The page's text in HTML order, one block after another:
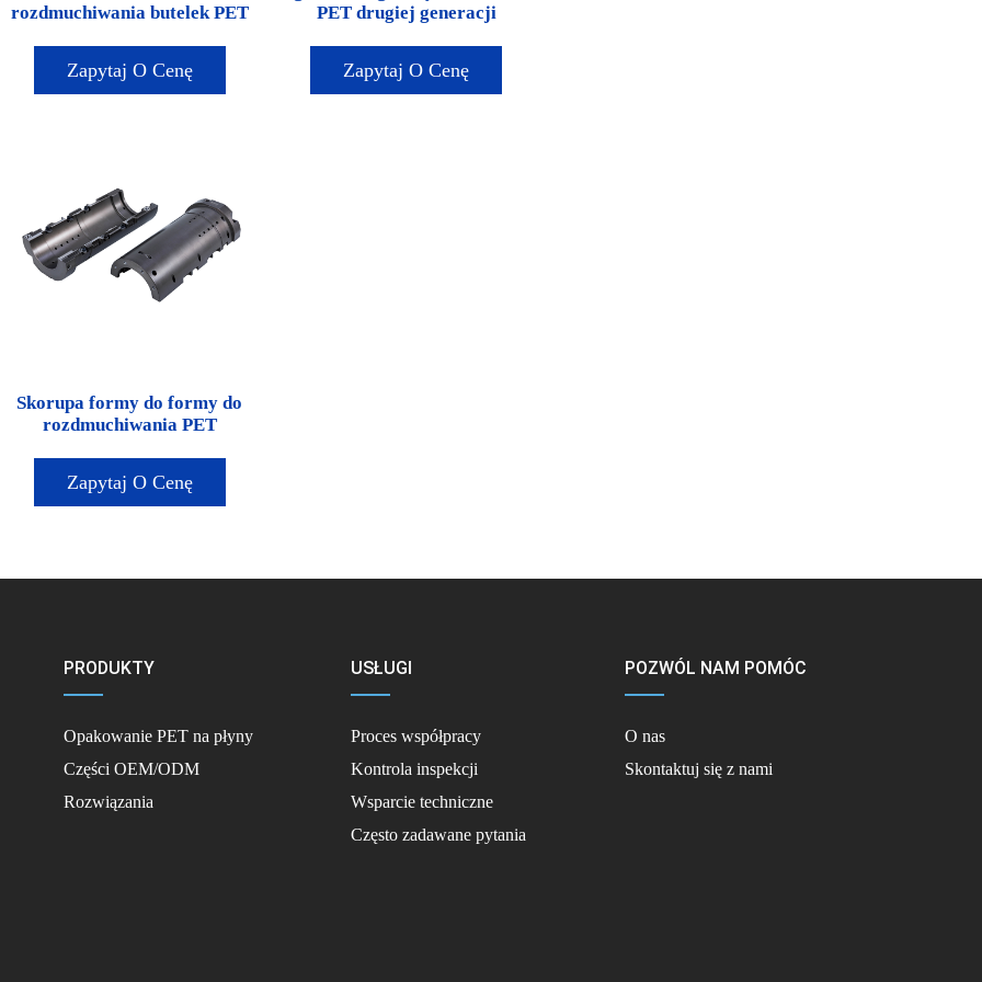
rozdmuchiwania butelek PET
Zapytaj O Cenę
PET drugiej generacji
Zapytaj O Cenę
Skorupa formy do formy do
rozdmuchiwania PET
Zapytaj O Cenę
PRODUKTY
Opakowanie PET na płyny
Części OEM/ODM
Rozwiązania
USŁUGI
Proces współpracy
Kontrola inspekcji
Wsparcie techniczne
Często zadawane pytania
POZWÓL NAM POMÓC
O nas
Skontaktuj się z nami